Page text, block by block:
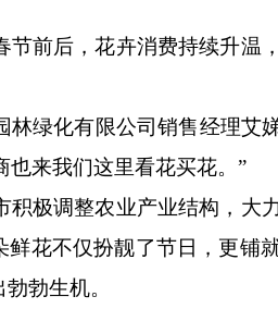
节前后，花卉消费持续升温
林绿化有限公司销售经理艾
也来我们这里看花买花。”
积极调整农业产业结构，大
鲜花不仅扮靓了节日，更
勃生机。